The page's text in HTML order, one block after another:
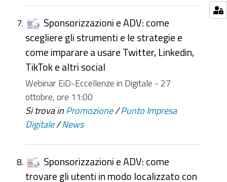
Sponsorizzazioni e ADV: come
scegliere gli strumenti e le strategie e
come imparare a usare Twitter, Linkedin,
TikTok e altri social
Webinar EiD-Eccellenze in Digitale - 27
ottobre, ore 11:00
Si trova in Promozione /Punto Impresa
Digitale /News
Sponsorizzazioni e ADV: come
trovare gli utenti in modo localizzato con